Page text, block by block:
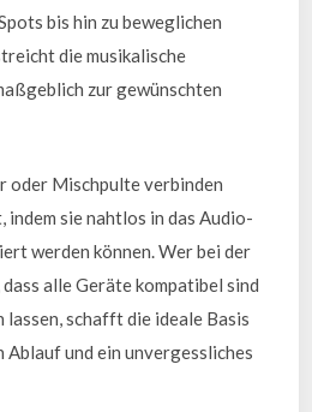
bis hin zu beweglichen
die musikalische
zur gewünschten
oder Mischpulte verbinden
sie nahtlos in das Audio-
werden können. Wer bei der
alle Geräte kompatibel sind
lassen, schafft die ideale Basis
und ein unvergessliches